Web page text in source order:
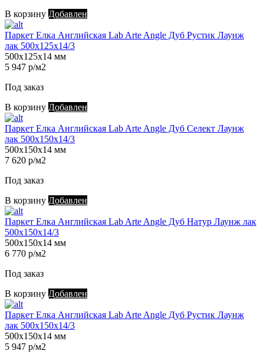
В корзину Добавлен
Паркет Елка Английская Lab Arte Angle Дуб Рустик Лаунж
лак 500х125х14/3
500х125х14 мм
5 947 р/м2
Под заказ
В корзину Добавлен
Паркет Елка Английская Lab Arte Angle Дуб Селект Лаунж
лак 500х150х14/3
500х150х14 мм
7 620 р/м2
Под заказ
В корзину Добавлен
Паркет Елка Английская Lab Arte Angle Дуб Натур Лаунж лак
500х150х14/3
500х150х14 мм
6 770 р/м2
Под заказ
В корзину Добавлен
Паркет Елка Английская Lab Arte Angle Дуб Рустик Лаунж
лак 500х150х14/3
500х150х14 мм
5 947 р/м2